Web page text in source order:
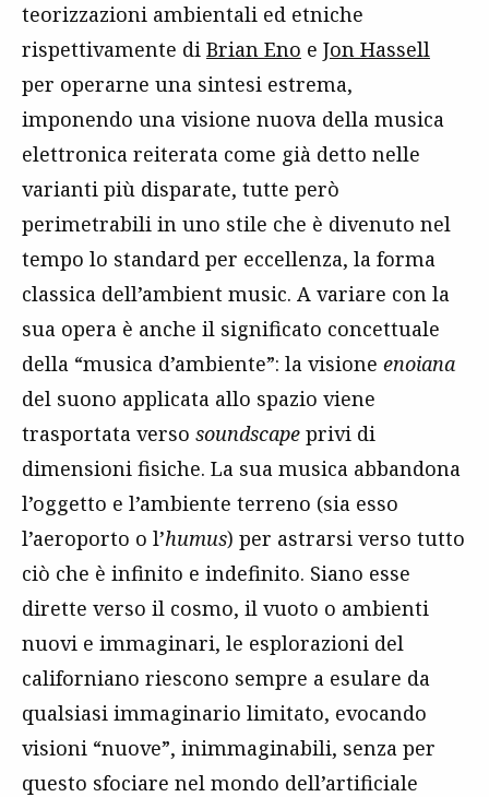
teorizzazioni ambientali ed etniche
rispettivamente di Brian Eno e Jon Hassell
per operarne una sintesi estrema,
imponendo una visione nuova della musica
elettronica reiterata come già detto nelle
varianti più disparate, tutte però
perimetrabili in uno stile che è divenuto nel
tempo lo standard per eccellenza, la forma
classica dell’ambient music. A variare con la
sua opera è anche il significato concettuale
della “musica d’ambiente”: la visione enoiana
del suono applicata allo spazio viene
trasportata verso soundscape privi di
dimensioni fisiche. La sua musica abbandona
l’oggetto e l’ambiente terreno (sia esso
l’aeroporto o l’humus) per astrarsi verso tutto
ciò che è infinito e indefinito. Siano esse
dirette verso il cosmo, il vuoto o ambienti
nuovi e immaginari, le esplorazioni del
californiano riescono sempre a esulare da
qualsiasi immaginario limitato, evocando
visioni “nuove”, inimmaginabili, senza per
questo sfociare nel mondo dell’artificiale